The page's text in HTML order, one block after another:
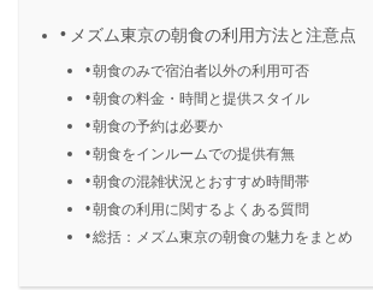
メズム東京の朝食の利用方法と注意点
朝食のみで宿泊者以外の利用可否
朝食の料金・時間と提供スタイル
朝食の予約は必要か
朝食をインルームでの提供有無
朝食の混雑状況とおすすめ時間帯
朝食の利用に関するよくある質問
総括：メズム東京の朝食の魅力をまとめ